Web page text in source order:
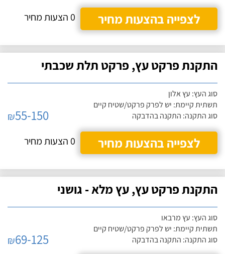
לצפייה בהצעות מחיר
0 הצעות מחיר
התקנת פרקט עץ, פרקט תלת שכבתי
סוג העץ: עץ אלון
תשתית קיימת: יש לפרק פרקט/שטיח קיים
סוג התקנה: התקנה בהדבקה
₪55-150
לצפייה בהצעות מחיר
0 הצעות מחיר
התקנת פרקט עץ, עץ מלא - גושני
סוג העץ: עץ מרבאו
תשתית קיימת: יש לפרק פרקט/שטיח קיים
סוג התקנה: התקנה בהדבקה
₪69-125